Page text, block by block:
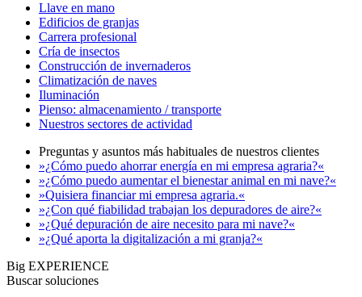
Llave en mano
Edificios de granjas
Carrera profesional
Cría de insectos
Construcción de invernaderos
Climatización de naves
Iluminación
Pienso: almacenamiento / transporte
Nuestros sectores de actividad
Preguntas y asuntos más habituales de nuestros clientes
»¿Cómo puedo ahorrar energía en mi empresa agraria?«
»¿Cómo puedo aumentar el bienestar animal en mi nave?«
»Quisiera financiar mi empresa agraria.«
»¿Con qué fiabilidad trabajan los depuradores de aire?«
»¿Qué depuración de aire necesito para mi nave?«
»¿Qué aporta la digitalización a mi granja?«
Big EXPERIENCE
Buscar soluciones